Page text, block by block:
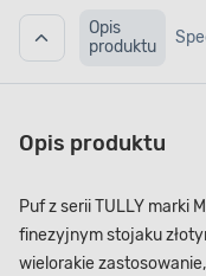
Opis
produktu
Opis produktu
Puf z serii TULLY marki
finezyjnym stojaku
wielorakie